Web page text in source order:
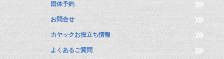
団体予約
お問合せ
カヤックお役立ち情報
よくあるご質問